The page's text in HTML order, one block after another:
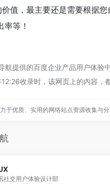
值，最主要还是需要根据
率等！
航提供的百度企业产品用户体验
收录时，该网页上的内容，
于优质、实用的网络站点资源收集与分
社交用户体验设计部